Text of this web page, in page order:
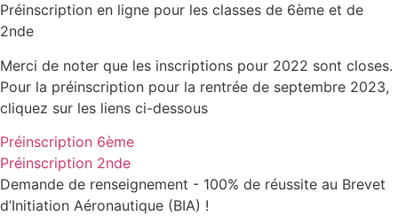
Préinscription en ligne pour les classes de 6ème et de
2nde
Merci de noter que les inscriptions pour 2022 sont closes.
Pour la préinscription pour la rentrée de septembre 2023,
cliquez sur les liens ci-dessous
Préinscription 6ème
Préinscription 2nde
Demande de renseignement - 100% de réussite au Brevet
d’Initiation Aéronautique (BIA) !